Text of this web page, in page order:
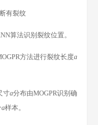
有裂纹
算法识别裂纹位置。
方法进行裂纹长度a
寸a分布由MOGPR识别确
a样本。